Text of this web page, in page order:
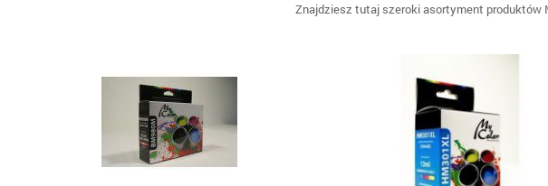
Znajdziesz tutaj szeroki asortyment produktów